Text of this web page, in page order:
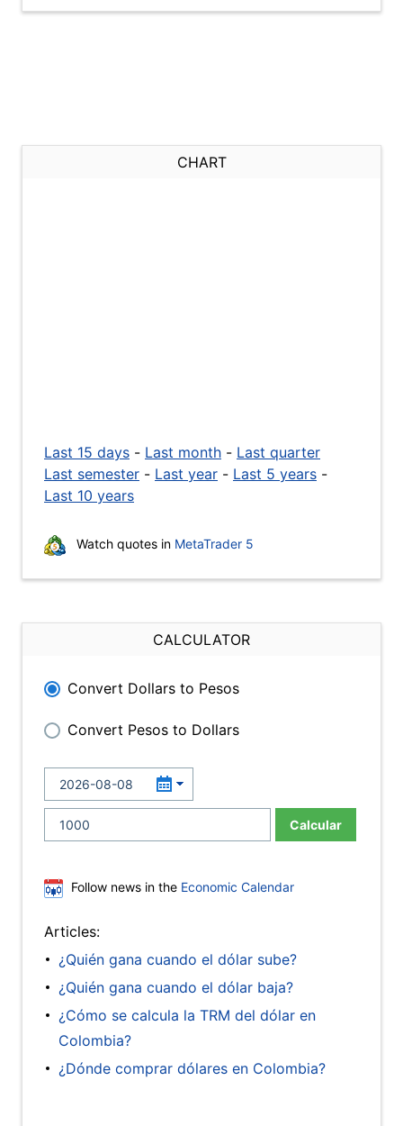
CHART
Last 15 days - Last month - Last quarter
Last semester - Last year - Last 5 years -
Last 10 years
Watch quotes in MetaTrader 5
CALCULATOR
Convert Dollars to Pesos
Convert Pesos to Dollars
Calcular
Follow news in the Economic Calendar
Articles:
¿Quién gana cuando el dólar sube?
¿Quién gana cuando el dólar baja?
¿Cómo se calcula la TRM del dólar en
Colombia?
¿Dónde comprar dólares en Colombia?